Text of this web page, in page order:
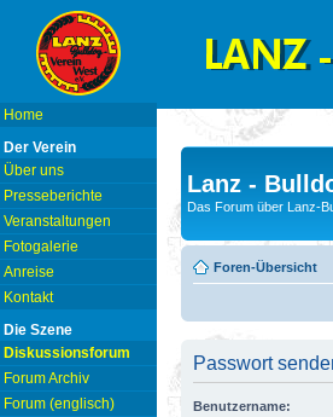
Home
Der Verein
Über uns
Presseberichte
Veranstaltungen
Fotogalerie
Anreise
Kontakt
Die Szene
Diskussionsforum
Forum Archiv
Forum (englisch)
Lanz -
Das Forum über Lanz-
Foren-Übersicht
Passwort
Benutzername: